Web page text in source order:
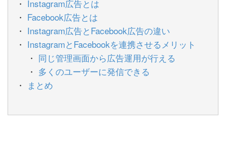
Instagram広告とは
Facebook広告とは
Instagram広告とFacebook広告の違い
InstagramとFacebookを連携させるメリット
同じ管理画面から広告運用が行える
多くのユーザーに発信できる
まとめ